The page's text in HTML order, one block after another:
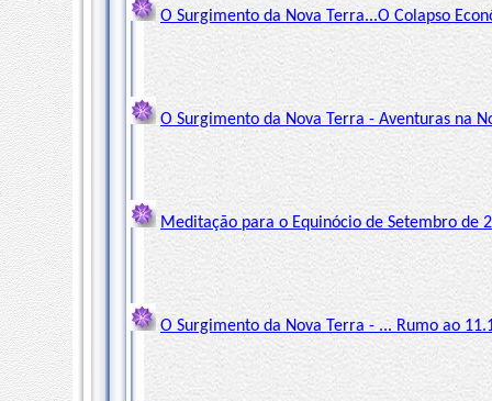
O Surgimento da Nova Terra...O Colapso
O Surgimento da Nova Terra - Aventuras na
Meditação para o Equinócio de Setembro de
O Surgimento da Nova Terra - ... Rumo ao